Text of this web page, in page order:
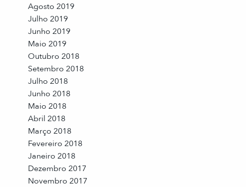
Agosto 2019
Julho 2019
Junho 2019
Maio 2019
Outubro 2018
Setembro 2018
Julho 2018
Junho 2018
Maio 2018
Abril 2018
Março 2018
Fevereiro 2018
Janeiro 2018
Dezembro 2017
Novembro 2017